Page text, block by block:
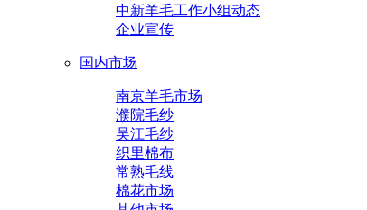
中新羊毛工作小组动态
企业宣传
国内市场
南京羊毛市场
濮院毛纱
吴江毛纱
织里棉布
常熟毛线
棉花市场